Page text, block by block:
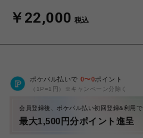
￥22,000 税込
ポケパル払いで 0〜0ポイント
（1P=1円）※キャンペーン分除く
会員登録後、ポケパル払い初回登録&利用で
最大1,500円分ポイント進呈